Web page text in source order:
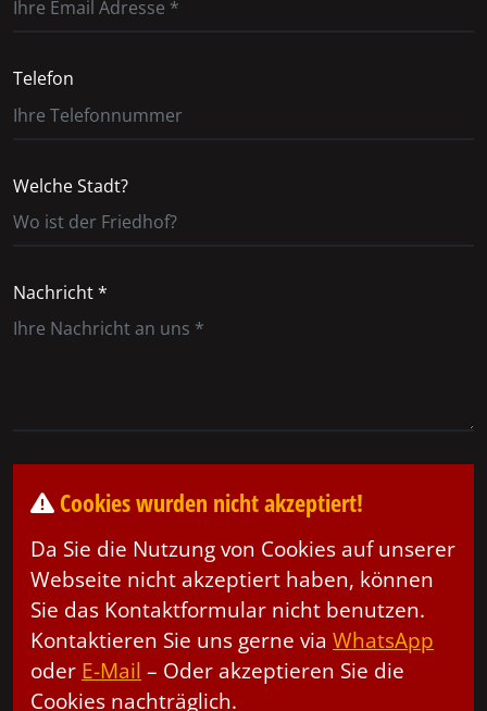
Telefon
Welche Stadt?
Nachricht *
Cookies wurden nicht akzeptiert!
Da Sie die Nutzung von Cookies auf unserer
Webseite nicht akzeptiert haben, können
Sie das Kontaktformular nicht benutzen.
Kontaktieren Sie uns gerne via WhatsApp
oder E-Mail – Oder akzeptieren Sie die
Cookies nachträglich.